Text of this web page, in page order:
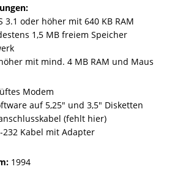
3.1 oder höher mit 640 KB RAM
1,5 MB freiem Speicher
mit mind. 4 MB RAM und Maus
Modem
auf 5,25″ und 3,5″ Disketten
(fehlt hier)
232 Kabel mit Adapter
1994